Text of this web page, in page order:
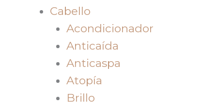
Cabello
Acondicionador
Anticaída
Anticaspa
Atopía
Brillo